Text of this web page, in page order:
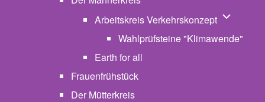
Arbeitskreis Verkehrskonzept
Wahlprüfsteine "Klimawende"
Earth for all
Frauenfrühstück
Der Mütterkreis